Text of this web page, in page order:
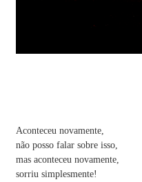
Aconteceu novamente,
não posso falar sobre isso,
mas aconteceu novamente,
sorriu simplesmente!